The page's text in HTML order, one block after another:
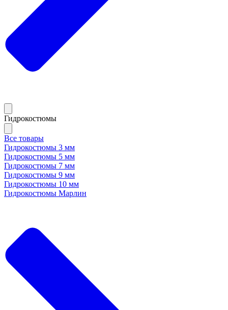
Гидрокостюмы
Все товары
Гидрокостюмы 3 мм
Гидрокостюмы 5 мм
Гидрокостюмы 7 мм
Гидрокостюмы 9 мм
Гидрокостюмы 10 мм
Гидрокостюмы Марлин